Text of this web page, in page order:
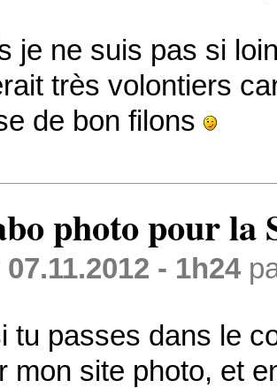
je ne suis pas si
très volontiers
de bon filons
photo pour la
07.11.2012 - 1h24
tu passes dans le
mon site photo, et